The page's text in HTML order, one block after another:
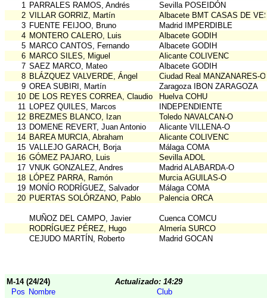
1 PARRALES RAMOS, Andrés
Sevilla POSEIDÓN
2 VILLAR GORRIZ, Martín
Albacete BMT CASAS DE
3 FUENTE FEIJOO, Bruno
Madrid IMPERDIBLE
4 MONTERO CALERO, Luis
Albacete GODIH
5 MARCO CANTOS, Fernando
Albacete GODIH
6 MARCO SILES, Miguel
Alicante COLIVENC
7 SAEZ MARCO, Mateo
Albacete GODIH
8 BLÁZQUEZ VALVERDE, Ángel
Ciudad Real MANZANARES-O
9 OREA SUBIRI, Martín
Zaragoza IBON ZARAGOZA
10 DE LOS REYES CORREA, Claudio
Huelva COHU
11 LOPEZ QUILES, Marcos
INDEPENDIENTE
12 BREZMES BLANCO, Izan
Toledo NAVALCAN-O
13 DOMENE REVERT, Juan Antonio
Alicante VILLENA-O
14 BAREA MURCIA, Abraham
Alicante COLIVENC
15 VALLEJO GARACH, Borja
Málaga COMA
16 GÓMEZ PAJARO, Luis
Sevilla ADOL
17 VNUK GONZALEZ, Andres
Madrid ALABARDA-O
18 LÓPEZ PARRA, Ramón
Murcia AGUILAS-O
19 MONÍO RODRÍGUEZ, Salvador
Málaga COMA
20 PUERTAS SOLÓRZANO, Pablo Palencia ORCA
MUÑOZ DEL CAMPO, Javier
Cuenca COMCU
RODRÍGUEZ PÉREZ, Hugo
Almería SURCO
CEJUDO MARTÍN, Roberto
Madrid GOCAN
M-14 (24/24)
Actualizado: 14:29
Pos Nombre
Club